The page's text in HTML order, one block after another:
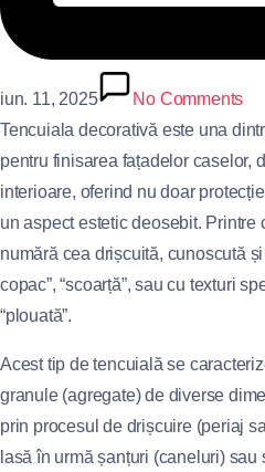
iun. 11, 2025
No Comments
Tencuiala decorativă este una
pentru finisarea fațadelor caselor,
interioare, oferind nu doar
un aspect estetic deosebit. Printre
numără cea drișcuită, cunoscută
copac”, “scoarță”, sau cu texturi
“plouată”.
Acest tip de tencuială se
granule (agregate) de diverse
prin procesul de drișcuire (periaj
lasă în urmă șanțuri (caneluri)